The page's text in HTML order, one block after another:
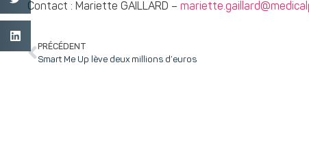
Contact : Mariette GAILLARD –
PRÉCÉDENT
Smart Me Up lève deux millions d’euros